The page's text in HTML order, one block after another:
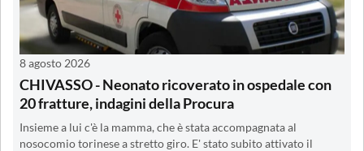
8 agosto 2026
CHIVASSO - Neonato ricoverato in ospedale con
20 fratture, indagini della Procura
Insieme a lui c'è la mamma, che è stata accompagnata al
nosocomio torinese a stretto giro. E' stato subito attivato il